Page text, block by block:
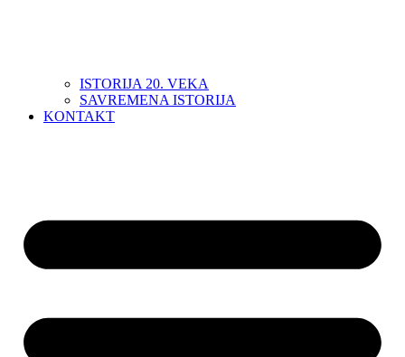
ISTORIJA 20. VEKA
SAVREMENA ISTORIJA
KONTAKT